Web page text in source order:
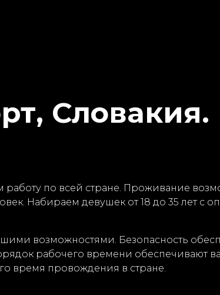
Словакия.
работу по всей стране. Проживание
Набираем девушек от 18 до 35 лет с
возможностями. Безопасность
рабочего времени обеспечивают
время провождения в стране.